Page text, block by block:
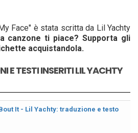
Face" è stata scritta da Lil Yachty
canzone ti piace? Supporta gli
acquistandola.
E TESTI INSERITI LIL YACHTY
It - Lil Yachty: traduzione e testo